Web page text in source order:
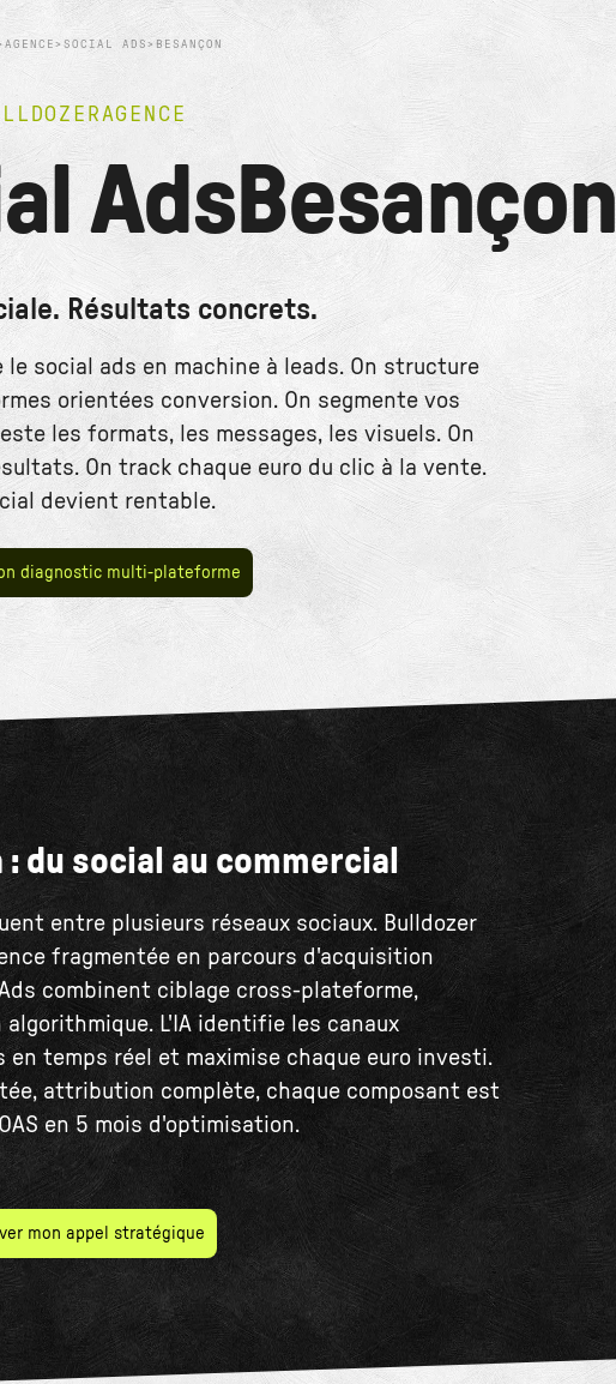
AGENCE > SOCIAL ADS > BESANÇON
AGENCE
AdsBesançon
Résultats concrets.
social ads en machine à leads. On structure
orientées conversion. On segmente vos
les formats, les messages, les visuels. On
On track chaque euro du clic à la vente.
devient rentable.
diagnostic multi-plateforme
du social au commercial
entre plusieurs réseaux sociaux. Bulldozer
fragmentée en parcours d'acquisition
combinent ciblage cross-plateforme,
L'IA identifie les canaux
temps réel et maximise chaque euro investi.
attribution complète, chaque composant est
en 5 mois d'optimisation.
mon appel stratégique